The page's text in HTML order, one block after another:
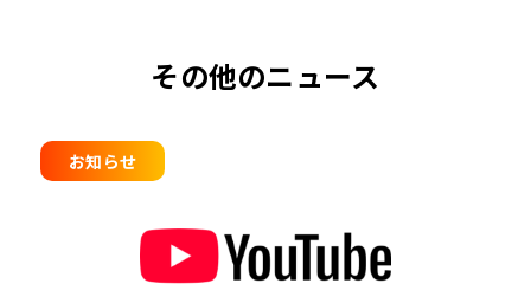
その他のニュース
お知らせ